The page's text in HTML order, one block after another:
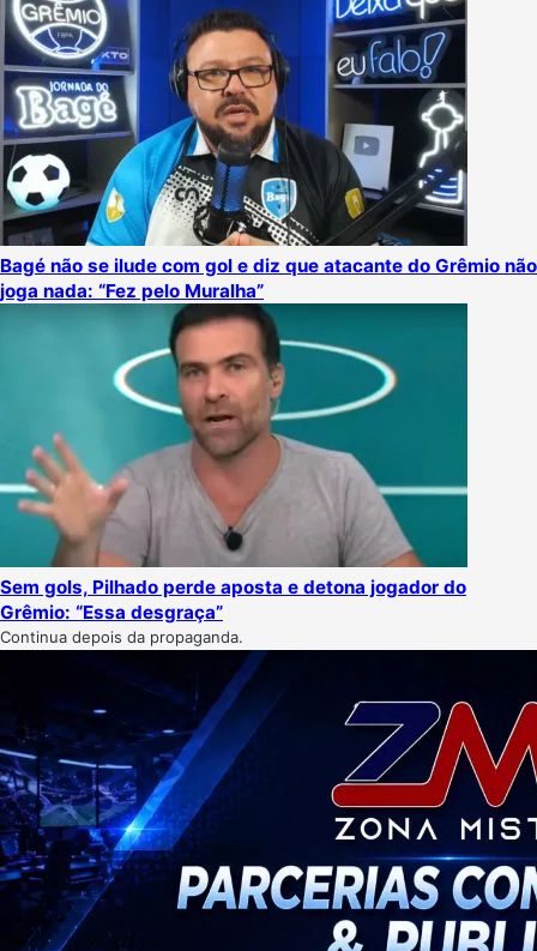
Bagé não se ilude com gol e diz que atacante do Grêmio não
joga nada: “Fez pelo Muralha”
Sem gols, Pilhado perde aposta e detona jogador do
Grêmio: “Essa desgraça”
Continua depois da propaganda.